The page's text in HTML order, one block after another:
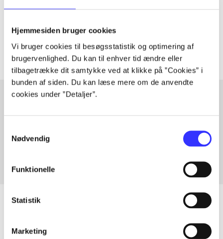
Hjemmesiden bruger cookies
Vi bruger cookies til besøgsstatistik og optimering af
brugervenlighed. Du kan til enhver tid ændre eller
tilbagetrække dit samtykke ved at klikke på ”Cookies” i
bunden af siden. Du kan læse mere om de anvendte
cookies under ”Detaljer”.
Nødvendig
Funktionelle
Statistik
Marketing
Artiklerne i handler ofte om
Fra
Artikler